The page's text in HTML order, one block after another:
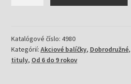
Dračí
zub
(Mlčochová,
Katalógové číslo: 4980
Kategórií: Akciové balíčky, Dobrodružné,
tituly, Od 6 do 9 rokov